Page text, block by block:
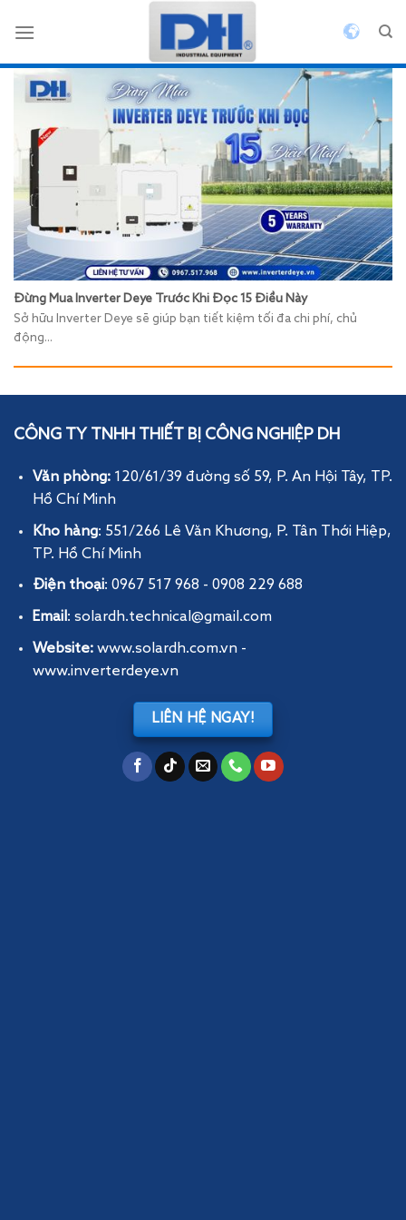
qua
dung
Đừng Mua Inverter Deye Trước Khi Đọc 15 Điều Này
Sở hữu Inverter Deye sẽ giúp bạn tiết kiệm tối đa chi phí, chủ
động...
CÔNG TY TNHH THIẾT BỊ CÔNG NGHIỆP DH
Văn phòng: 120/61/39 đường số 59, P. An Hội Tây, TP.
Hồ Chí Minh
Kho hàng: 551/266 Lê Văn Khương, P. Tân Thới Hiệp,
TP. Hồ Chí Minh
Điện thoại: 0967 517 968 - 0908 229 688
Email : solardh.technical@gmail.com
Website: www.solardh.com.vn-
www.inverterdeye.vn
LIÊN HỆ NGAY!